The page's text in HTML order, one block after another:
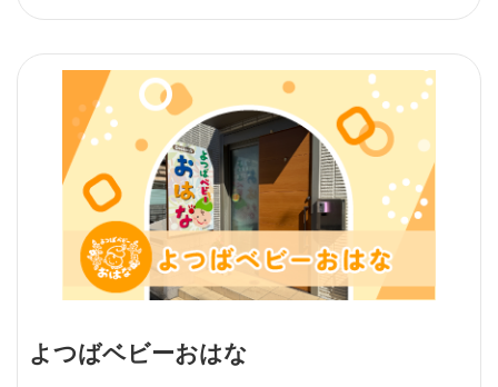
よつばベビーおはな